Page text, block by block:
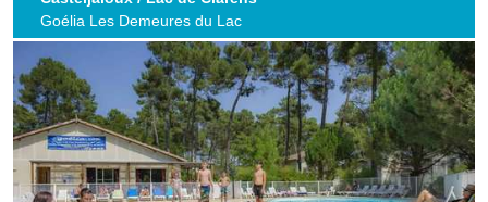
Goélia Les Demeures du Lac